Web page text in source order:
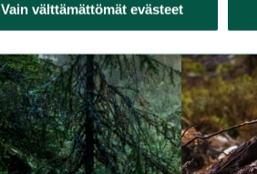
Vain välttämättömät evästeet